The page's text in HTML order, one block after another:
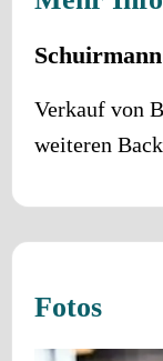
Verkauf von
weiteren
Fotos